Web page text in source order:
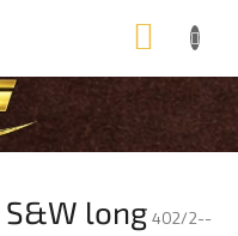
KOŠÍK
long402/2--